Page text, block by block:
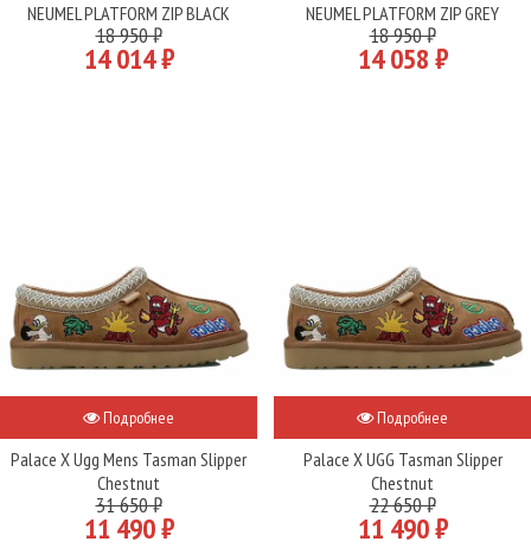
NEUMEL PLATFORM ZIP BLACK
18 950 ₽
14 014 ₽
NEUMEL PLATFORM ZIP GREY
18 950 ₽
14 058 ₽
Подробнее
Palace X Ugg Mens Tasman Slipper
Chestnut
31 650 ₽
11 490 ₽
Подробнее
Palace X UGG Tasman Slipper
Chestnut
22 650 ₽
11 490 ₽